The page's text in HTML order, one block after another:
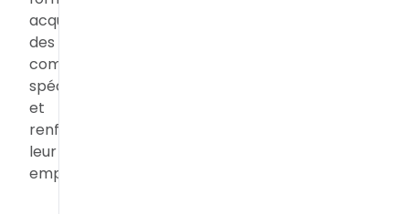
acquérir
des
compétences
spécialisées
et
renforcer
leur
employabilité.